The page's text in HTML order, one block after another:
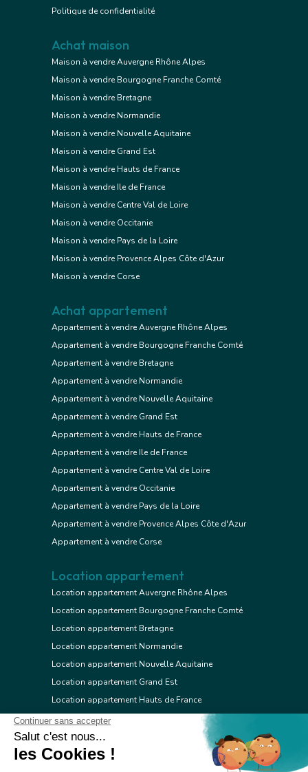
Politique de confidentialité
Achat maison
Maison à vendre Auvergne Rhône Alpes
Maison à vendre Bourgogne Franche Comté
Maison à vendre Bretagne
Maison à vendre Normandie
Maison à vendre Nouvelle Aquitaine
Maison à vendre Grand Est
Maison à vendre Hauts de France
Maison à vendre Ile de France
Maison à vendre Centre Val de Loire
Maison à vendre Occitanie
Maison à vendre Pays de la Loire
Maison à vendre Provence Alpes Côte d'Azur
Maison à vendre Corse
Achat appartement
Appartement à vendre Auvergne Rhône Alpes
Appartement à vendre Bourgogne Franche Comté
Appartement à vendre Bretagne
Appartement à vendre Normandie
Appartement à vendre Nouvelle Aquitaine
Appartement à vendre Grand Est
Appartement à vendre Hauts de France
Appartement à vendre Ile de France
Appartement à vendre Centre Val de Loire
Appartement à vendre Occitanie
Appartement à vendre Pays de la Loire
Appartement à vendre Provence Alpes Côte d'Azur
Appartement à vendre Corse
Location appartement
Location appartement Auvergne Rhône Alpes
Location appartement Bourgogne Franche Comté
Location appartement Bretagne
Location appartement Normandie
Location appartement Nouvelle Aquitaine
Location appartement Grand Est
Location appartement Hauts de France
Location appartement Ile de France
Location appartement Centre Val de Loire
Location appartement Occitanie